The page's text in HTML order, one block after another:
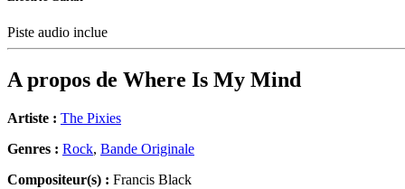
Piste audio inclue
A propos de Where Is My Mind
Artiste : The Pixies
Genres : Rock, Bande Originale
Compositeur(s) : Francis Black